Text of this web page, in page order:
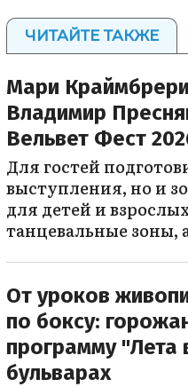
ЧИТАЙТЕ ТАКЖЕ
Мари
Владимир
Вельвет Фест
Для гостей
выступления, но и
для детей и
танцевальные зоны,
От уроков
по боксу:
программу "Лета
бульварах